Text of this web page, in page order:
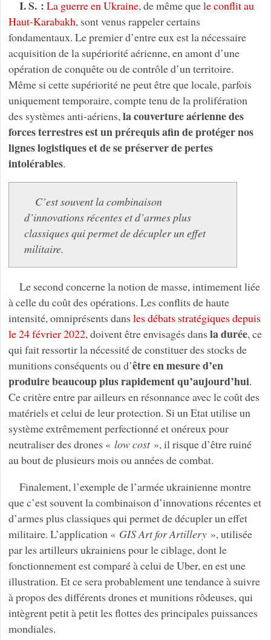
I. S. : La guerre en Ukraine, de même que le conflit au
Haut-Karabakh, sont venus rappeler certains
fondamentaux. Le premier d’entre eux est la nécessaire
acquisition de la supériorité aérienne, en amont d’une
opération de conquête ou de contrôle d’un territoire.
Même si cette supériorité ne peut être que locale, parfois
uniquement temporaire, compte tenu de la prolifération
des systèmes anti-aériens, la couverture aérienne des
forces terrestres est un prérequis afin de protéger nos
lignes logistiques et de se préserver de pertes
intolérables.
C’est souvent la combinaison
d’innovations récentes et d’armes plus
classiques qui permet de décupler un effet
militaire.
Le second concerne la notion de masse, intimement liée
à celle du coût des opérations. Les conflits de haute
intensité, omniprésents dans les débats stratégiques depuis
le 24 février 2022, doivent être envisagés dans la durée, ce
qui fait ressortir la nécessité de constituer des stocks de
munitions conséquents ou d’être en mesure d’en
produire beaucoup plus rapidement qu’aujourd’hui.
Ce critère entre par ailleurs en résonnance avec le coût des
matériels et celui de leur protection. Si un Etat utilise un
système extrêmement perfectionné et onéreux pour
neutraliser des drones « low cost», il risque d’être ruiné
au bout de plusieurs mois ou années de combat.
Finalement, l’exemple de l’armée ukrainienne montre
que c’est souvent la combinaison d’innovations récentes et
d’armes plus classiques qui permet de décupler un effet
militaire. L’application « GIS Art for Artillery», utilisée
par les artilleurs ukrainiens pour le ciblage, dont le
fonctionnement est comparé à celui de Uber, en est une
illustration. Et ce sera probablement une tendance à suivre
à propos des différents drones et munitions rôdeuses, qui
intègrent petit à petit les flottes des principales puissances
mondiales.